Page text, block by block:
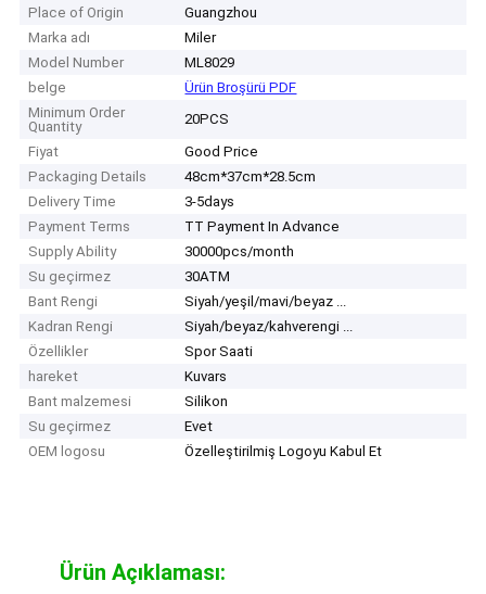
Place of Origin
Guangzhou
Marka adı
Miler
Model Number
ML8029
belge
Ürün Broşürü PDF
Minimum Order
Quantity
20PCS
Fiyat
Good Price
Packaging Details
48cm*37cm*28.5cm
Delivery Time
3-5days
Payment Terms
TT Payment In Advance
Supply Ability
30000pcs/month
Su geçirmez
30ATM
Bant Rengi
Siyah/yeşil/mavi/beyaz ...
Kadran Rengi
Siyah/beyaz/kahverengi ...
Özellikler
Spor Saati
hareket
Kuvars
Bant malzemesi
Silikon
Su geçirmez
Evet
OEM logosu
Özelleştirilmiş Logoyu Kabul Et
Ürün Açıklaması: